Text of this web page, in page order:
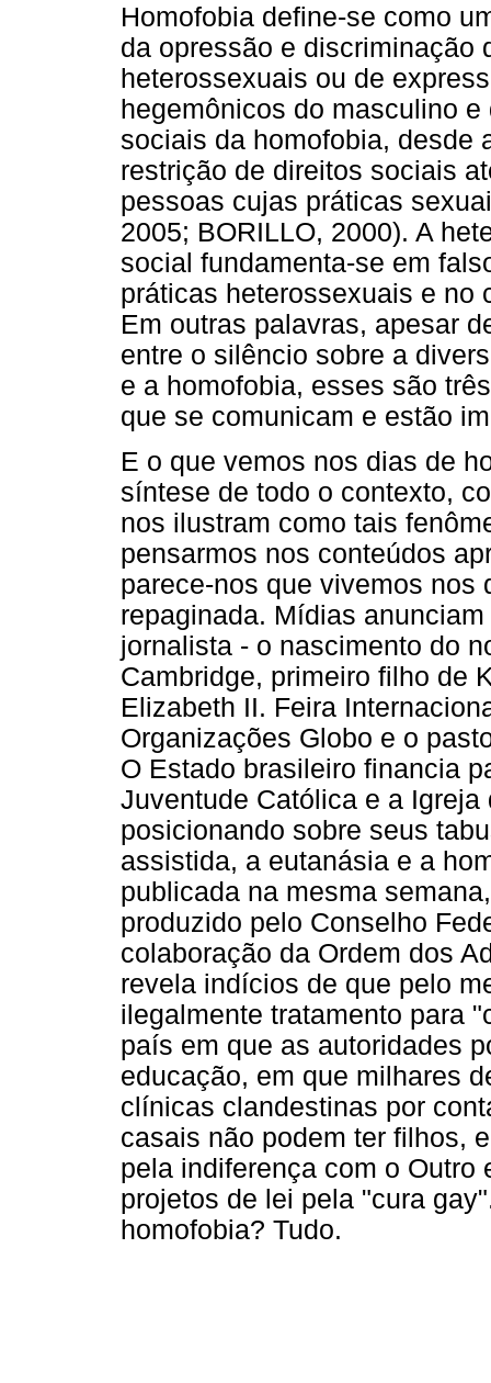
Homofobia define-se como
da opressão e discriminação
heterossexuais ou de
hegemônicos do masculino
sociais da homofobia, desde
restrição de direitos sociais
pessoas cujas práticas
2005; BORILLO, 2000). A
social fundamenta-se em
práticas heterossexuais e no
Em outras palavras, apesar
entre o silêncio sobre a
e a homofobia, esses são
que se comunicam e estão
E o que vemos nos dias de
síntese de todo o contexto,
nos ilustram como tais
pensarmos nos conteúdos
parece-nos que vivemos nos
repaginada. Mídias
jornalista - o nascimento do
Cambridge, primeiro filho de
Elizabeth II. Feira
Organizações Globo e o
O Estado brasileiro financia
Juventude Católica e a
posicionando sobre seus
assistida, a eutanásia e a
publicada na mesma
produzido pelo Conselho
colaboração da Ordem dos
revela indícios de que pelo
ilegalmente tratamento para
país em que as autoridades
educação, em que milhares
clínicas clandestinas por
casais não podem ter filhos,
pela indiferença com o Outro
projetos de lei pela "cura
homofobia? Tudo.